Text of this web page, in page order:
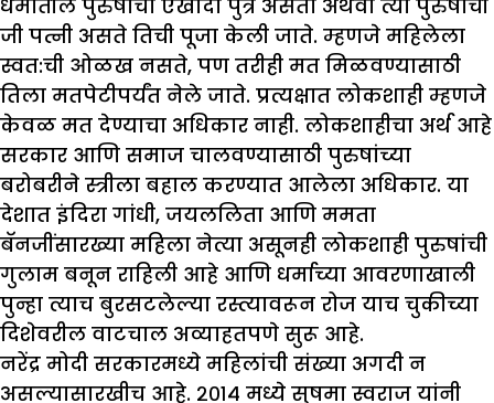
धर्मातील पुरुषाचा एखादा पुत्र असतो अथवा त्या पुरुषाची
जी पत्नी असते तिची पूजा केली जाते. म्हणजे महिलेला
स्वत:ची ओळख नसते, पण तरीही मत मिळवण्यासाठी
तिला मतपेटीपर्यंत नेले जाते. प्रत्यक्षात लोकशाही म्हणजे
केवळ मत देण्याचा अधिकार नाही. लोकशाहीचा अर्थ आहे
सरकार आणि समाज चालवण्यासाठी पुरुषांच्या
बरोबरीने स्त्रीला बहाल करण्यात आलेला अधिकार. या
देशात इंदिरा गांधी, जयललिता आणि ममता
बॅनजींसारख्या महिला नेत्या असूनही लोकशाही पुरुषांची
गुलाम बनून राहिली आहे आणि धर्माच्या आवरणाखाली
पुन्हा त्याच बुरसटलेल्या रस्त्यावरून रोज याच चुकीच्या
दिशेवरील वाटचाल अव्याहतपणे सुरू आहे.
नरेंद्र मोदी सरकारमध्ये महिलांची संख्या अगदी न
असल्यासारखीच आहे. २०१४ मध्ये सुषमा स्वराज यांनी